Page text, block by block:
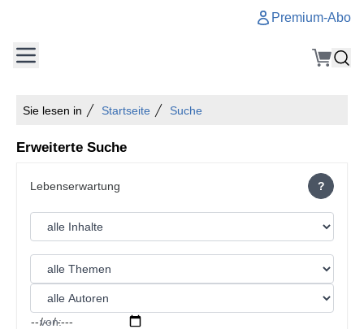
Premium-Abo
Sie lesen in Startseite Suche
Erweiterte Suche
?
von: